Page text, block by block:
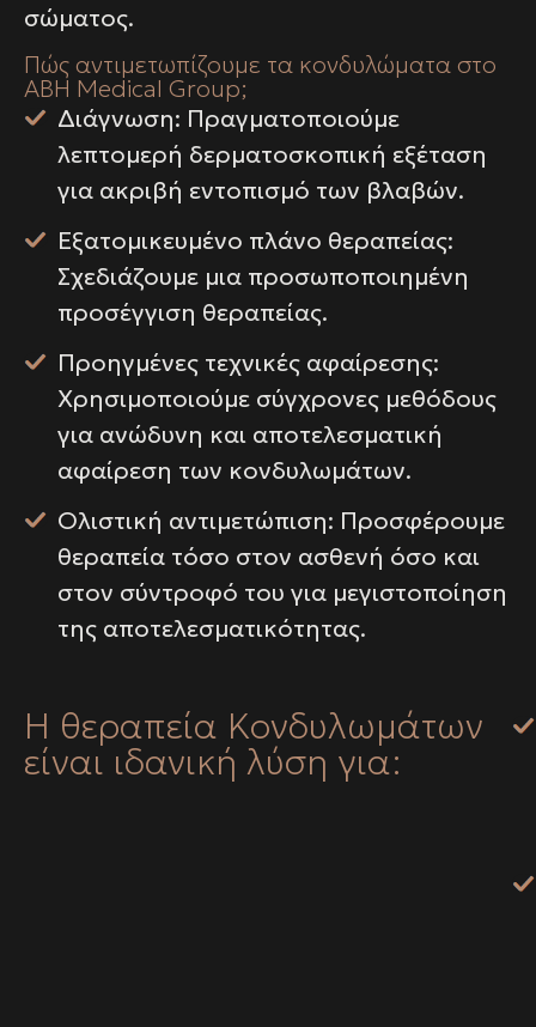
σώματος.
Πώς αντιμετωπίζουμε τα κονδυλώματα στο
ABH Medical Group;
Διάγνωση: Πραγματοποιούμε
λεπτομερή δερματοσκοπική εξέταση
για ακριβή εντοπισμό των βλαβών.
Εξατομικευμένο πλάνο θεραπείας:
Σχεδιάζουμε μια προσωποποιημένη
προσέγγιση θεραπείας.
Προηγμένες τεχνικές αφαίρεσης:
Χρησιμοποιούμε σύγχρονες μεθόδους
για ανώδυνη και αποτελεσματική
αφαίρεση των κονδυλωμάτων.
Ολιστική αντιμετώπιση: Προσφέρουμε
θεραπεία τόσο στον ασθενή όσο και
στον σύντροφό του για μεγιστοποίηση
της αποτελεσματικότητας.
Η θεραπεία Κονδυλωμάτων
είναι ιδανική λύση για: